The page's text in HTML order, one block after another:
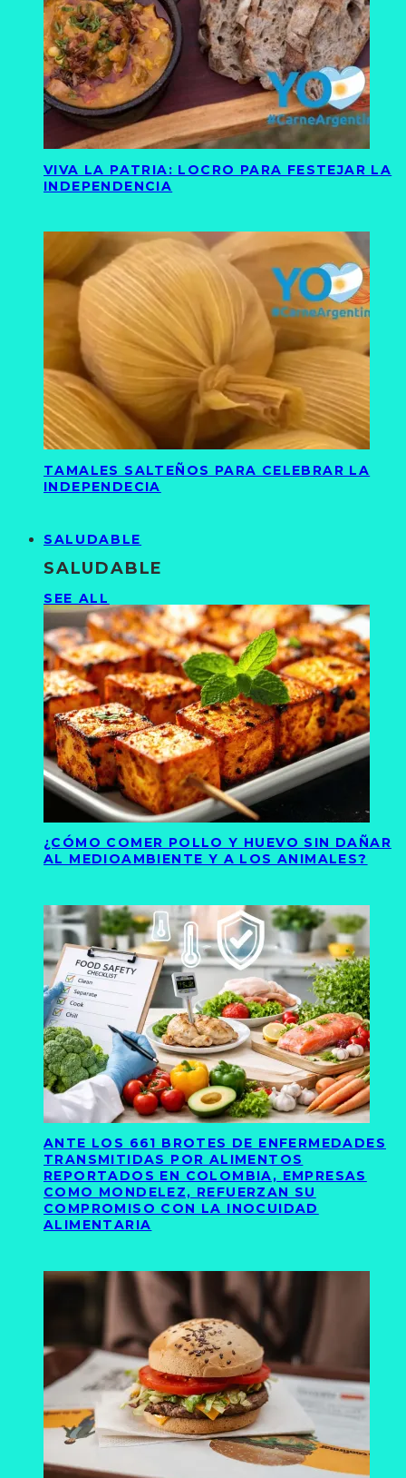
VIVA LA PATRIA: LOCRO PARA FESTEJAR LA
INDEPENDENCIA
TAMALES SALTEÑOS PARA CELEBRAR LA
INDEPENDECIA
SALUDABLE
SALUDABLE
SEE ALL
¿CÓMO COMER POLLO Y HUEVO SIN DAÑAR
AL MEDIOAMBIENTE Y A LOS ANIMALES?
ANTE LOS 661 BROTES DE ENFERMEDADES
TRANSMITIDAS POR ALIMENTOS
REPORTADOS EN COLOMBIA, EMPRESAS
COMO MONDELEZ, REFUERZAN SU
COMPROMISO CON LA INOCUIDAD
ALIMENTARIA